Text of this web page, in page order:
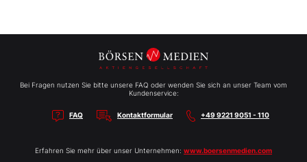
Bei Fragen nutzen Sie bitte unsere FAQ oder wenden Sie sich an unser Team vom
Kundenservice:
FAQ Kontaktformular +49 9221 9051 - 110
Erfahren Sie mehr über unser Unternehmen: www.boersenmedien.com